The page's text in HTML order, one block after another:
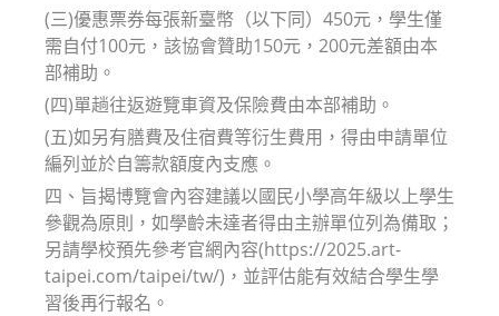
(三)優惠票券每張新臺幣（以下同）450元，學生僅
需自付100元，該協會贊助150元，200元差額由本
部補助。
(四)單趟往返遊覽車資及保險費由本部補助。
(五)如另有膳費及住宿費等衍生費用，得由申請單位
編列並於自籌款額度內支應。
四、旨揭博覽會內容建議以國民小學高年級以上學生
參觀為原則，如學齡未達者得由主辦單位列為備取；
另請學校預先參考官網內容(https://2025.art-
taipei.com/taipei/tw/)，並評估能有效結合學生學
習後再行報名。